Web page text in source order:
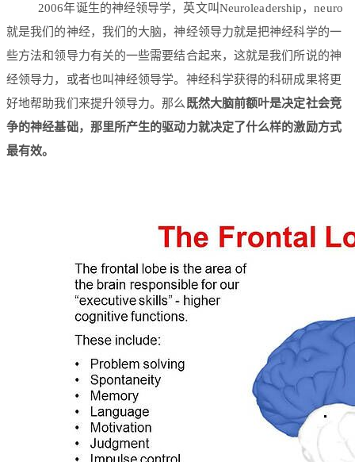
2006年诞生的神经领导学，英文叫Neuroleadership，neuro
就是我们的神经，我们的大脑，神经领导力就是把神经科学的一
些方法和领导力有关的一些需要结合起来，这就是我们所说的神
经领导力，或者也叫神经领导学。神经科学获得的科研成果将更
好地帮助我们来提升领导力。那么 既然大脑前额叶是决定社会竞
争的神经基础，那里所产生的驱动力就决定了什么样的激励方式
最有效。